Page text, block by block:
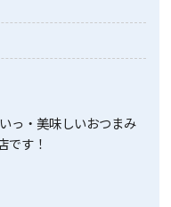
っ・美味しいおつまみ
です！